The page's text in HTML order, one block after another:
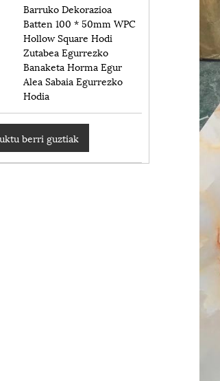
Barruko Dekorazioa
Batten 100 * 50mm WPC
Hollow Square Hodi
Zutabea Egurrezko
Banaketa Horma Egur
Alea Sabaia Egurrezko
Hodia
berri guztiak